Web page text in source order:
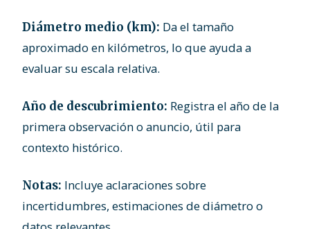
Diámetro medio (km): Da el tamaño
aproximado en kilómetros, lo que ayuda a
evaluar su escala relativa.
Año de descubrimiento: Registra el año de la
primera observación o anuncio, útil para
contexto histórico.
Notas: Incluye aclaraciones sobre
incertidumbres, estimaciones de diámetro o